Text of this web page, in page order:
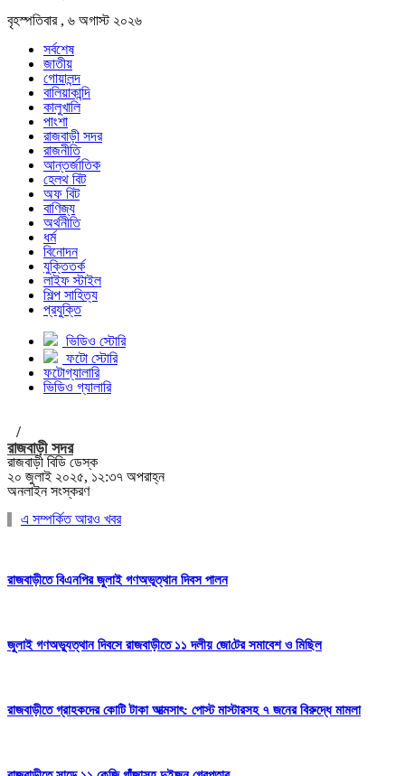
বৃহস্পতিবার , ৬ অগাস্ট ২০২৬
সর্বশেষ
জাতীয়
গোয়ালন্দ
বালিয়াকান্দি
কালুখালি
পাংশা
রাজবাড়ী সদর
রাজনীতি
আন্তর্জাতিক
হেলথ বিট
অফ বিট
বাণিজ্য
অর্থনীতি
ধর্ম
বিনোদন
যুক্তিতর্ক
লাইফ স্টাইল
শিল্প সাহিত্য
প্রযুক্তি
ভিডিও স্টোরি
ফটো স্টোরি
ফটোগ্যালারি
ভিডিও গ্যালারি
/
রাজবাড়ী সদর
রাজবাড়ী বিডি ডেস্ক
২০ জুলাই ২০২৫, ১২:৩৭ অপরাহ্ন
অনলাইন সংস্করণ
এ সম্পর্কিত আরও খবর
রাজবাড়ীতে বিএন‌পির জুলাই গণঅভূত্থান দিবস পালন
জুলাই গণঅভ্যুত্থান দিবসে রাজবাড়ীতে ১১ দলীয় জো‌টের সমাবেশ ও মি‌ছিল
রাজবাড়ীতে গ্রাহকদের কোটি টাকা আত্মসাৎ: পোস্ট মাস্টারসহ ৭ জনের বিরুদ্ধে মামলা